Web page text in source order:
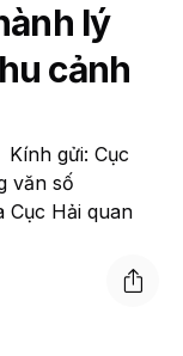
lý
cảnh
Kính gửi: Cục
văn số
Cục Hải quan